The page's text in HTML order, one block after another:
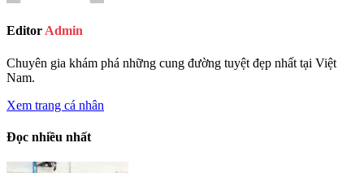
Editor Admin
Chuyên gia khám phá những cung đường tuyệt đẹp nhất tại Việt
Nam.
Xem trang cá nhân
Đọc nhiều nhất